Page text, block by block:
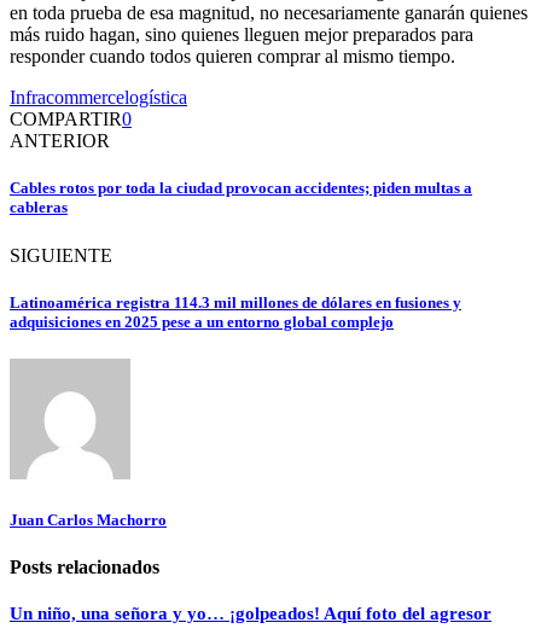
en toda prueba de esa magnitud, no necesariamente ganarán quienes
más ruido hagan, sino quienes lleguen mejor preparados para
responder cuando todos quieren comprar al mismo tiempo.
Infracommercelogística
COMPARTIR0
ANTERIOR
Cables rotos por toda la ciudad provocan accidentes; piden multas a
cableras
SIGUIENTE
Latinoamérica registra 114.3 mil millones de dólares en fusiones y
adquisiciones en 2025 pese a un entorno global complejo
Juan Carlos Machorro
Posts relacionados
Un niño, una señora y yo… ¡golpeados! Aquí foto del agresor